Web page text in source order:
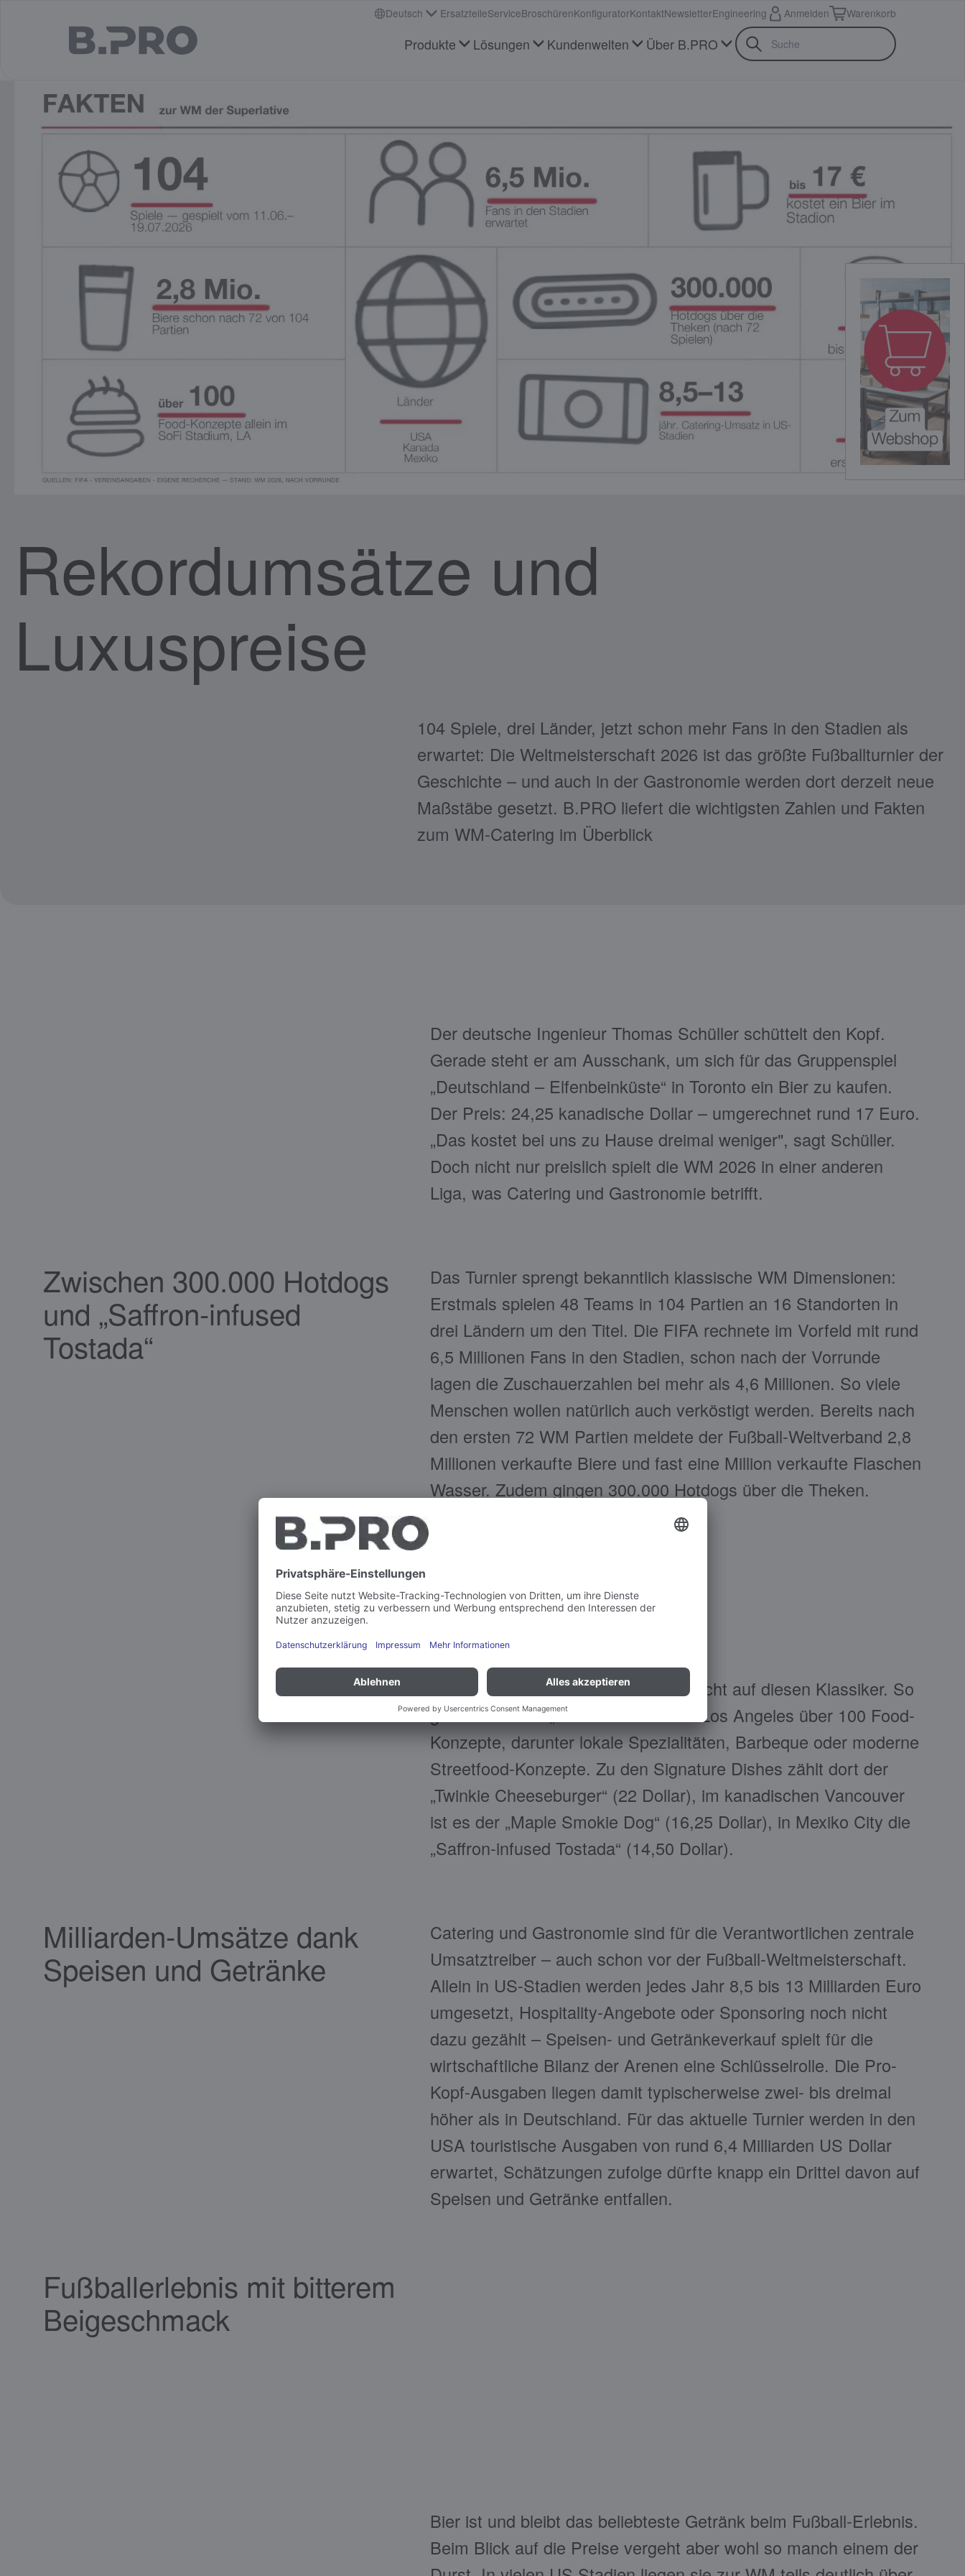
Produkte Lösungen Kundenwelten Über B.PRO
Deutsch ErsatzteileServiceBroschürenKonfiguratorKontaktNewsletterEngineering Anmelden Warenkorb
Rekordumsätze und
Luxuspreise
104 Spiele, drei Länder, jetzt schon mehr Fans in den Stadien als
erwartet: Die Weltmeisterschaft 2026 ist das größte Fußballturnier der
Geschichte – und auch in der Gastronomie werden dort derzeit neue
Maßstäbe gesetzt. B.PRO liefert die wichtigsten Zahlen und Fakten
zum WM-Catering im Überblick
Der deutsche Ingenieur Thomas Schüller schüttelt den Kopf.
Gerade steht er am Ausschank, um sich für das Gruppenspiel
„Deutschland – Elfenbeinküste“ in Toronto ein Bier zu kaufen.
Der Preis: 24,25 kanadische Dollar – umgerechnet rund 17 Euro.
„Das kostet bei uns zu Hause dreimal weniger", sagt Schüller.
Doch nicht nur preislich spielt die WM 2026 in einer anderen
Liga, was Catering und Gastronomie betrifft.
Zwischen 300.000 Hotdogs
und „Saffron-infused
Tostada“
Das Turnier sprengt bekanntlich klassische WM Dimensionen:
Erstmals spielen 48 Teams in 104 Partien an 16 Standorten in
drei Ländern um den Titel. Die FIFA rechnete im Vorfeld mit rund
6,5 Millionen Fans in den Stadien, schon nach der Vorrunde
lagen die Zuschauerzahlen bei mehr als 4,6 Millionen. So viele
Menschen wollen natürlich auch verköstigt werden. Bereits nach
den ersten 72 WM Partien meldete der Fußball-Weltverband 2,8
Millionen verkaufte Biere und fast eine Million verkaufte Flaschen
Wasser. Zudem gingen 300.000 Hotdogs über die Theken.
Die Auswahl beschränkt sich aber nicht auf diesen Klassiker. So
gibt es etwa im „SoFi-Stadium“ von Los Angeles über 100 Food-
Konzepte, darunter lokale Spezialitäten, Barbeque oder moderne
Streetfood-Konzepte. Zu den Signature Dishes zählt dort der
„Twinkie Cheeseburger“ (22 Dollar), im kanadischen Vancouver
ist es der „Maple Smokie Dog“ (16,25 Dollar), in Mexiko City die
„Saffron-infused Tostada“ (14,50 Dollar).
Milliarden-Umsätze dank
Speisen und Getränke
Catering und Gastronomie sind für die Verantwortlichen zentrale
Umsatztreiber – auch schon vor der Fußball-Weltmeisterschaft.
Allein in US-Stadien werden jedes Jahr 8,5 bis 13 Milliarden Euro
umgesetzt, Hospitality-Angebote oder Sponsoring noch nicht
dazu gezählt – Speisen- und Getränkeverkauf spielt für die
wirtschaftliche Bilanz der Arenen eine Schlüsselrolle. Die Pro-
Kopf-Ausgaben liegen damit typischerweise zwei- bis dreimal
höher als in Deutschland. Für das aktuelle Turnier werden in den
USA touristische Ausgaben von rund 6,4 Milliarden US Dollar
erwartet, Schätzungen zufolge dürfte knapp ein Drittel davon auf
Speisen und Getränke entfallen.
Fußballerlebnis mit bitterem
Beigeschmack
Bier ist und bleibt das beliebteste Getränk beim Fußball-Erlebnis.
Beim Blick auf die Preise vergeht aber wohl so manch einem der